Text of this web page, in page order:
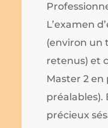
L’examen
(environ un
retenus) et
Master 2 en
préalables).
précieux